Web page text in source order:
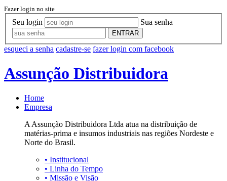
Fazer login no site
Seu login Sua senha
ENTRAR
esqueci a senha cadastre-se fazer login com facebook
Assunção Distribuidora
Home
Empresa
A Assunção Distribuidora Ltda atua na distribuição de
matérias-prima e insumos industriais nas regiões Nordeste e
Norte do Brasil.
• Institucional
• Linha do Tempo
• Missão e Visão